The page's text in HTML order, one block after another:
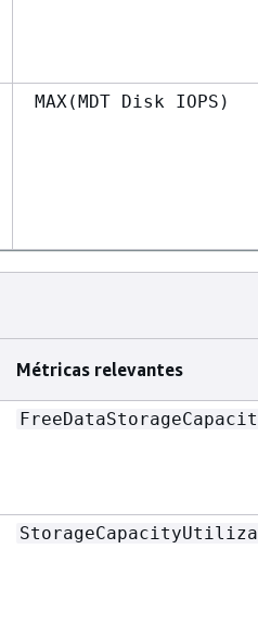
MAX(MDT Disk IOPS)
Métricas relevantes